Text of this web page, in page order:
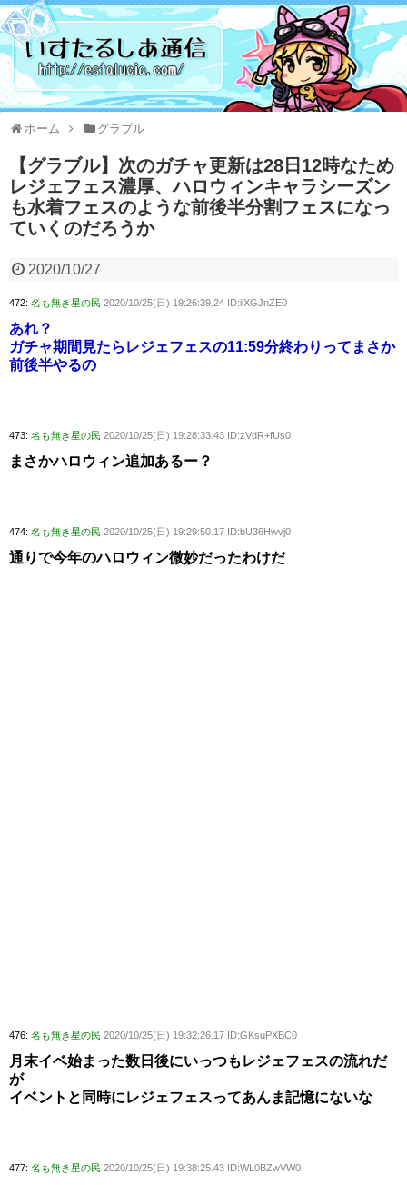
ホーム グラブル
【グラブル】次のガチャ更新は28日12時なため
レジェフェス濃厚、ハロウィンキャラシーズン
も水着フェスのような前後半分割フェスになっ
ていくのだろうか
2020/10/27
472: 名も無き星の民 2020/10/25(日) 19:26:39.24 ID:ilXGJnZE0
あれ？
ガチャ期間見たらレジェフェスの11:59分終わりってまさか
前後半やるの
473: 名も無き星の民 2020/10/25(日) 19:28:33.43 ID:zVdR+fUs0
まさかハロウィン追加あるー？
474: 名も無き星の民 2020/10/25(日) 19:29:50.17 ID:bU36Hwvj0
通りで今年のハロウィン微妙だったわけだ
476: 名も無き星の民 2020/10/25(日) 19:32:26.17 ID:GKsuPXBC0
月末イベ始まった数日後にいっつもレジェフェスの流れだ
が
イベントと同時にレジェフェスってあんま記憶にないな
477: 名も無き星の民 2020/10/25(日) 19:38:25.43 ID:WL0BZwVW0